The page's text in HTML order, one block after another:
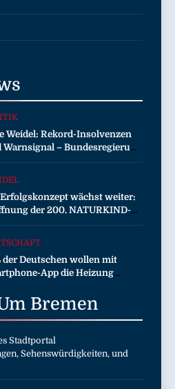
Weidel: Rekord-Insolvenzen
Warnsignal – Bundesregierung
die Wirtschaftskrise
wächst weiter:
der 200. NATURKIND-
bei EDEKA
der Deutschen wollen mit
App die Heizung
Bremen
Stadtportal
Sehenswürdigkeiten, und